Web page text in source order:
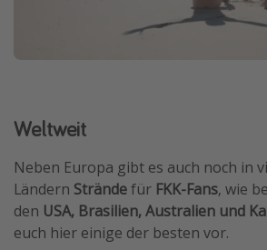
Weltweit
Neben Europa gibt es auch noch in
Ländern Strändefür FKK-Fans, wie
den USA, Brasilien, Australien und
euch hier einige der besten vor.